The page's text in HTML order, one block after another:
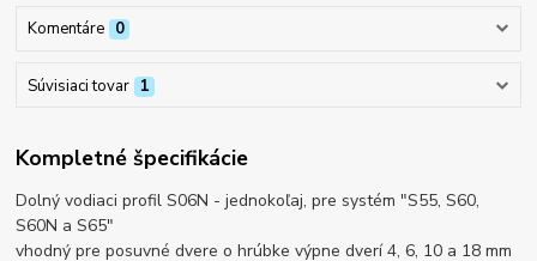
Komentáre 0
Súvisiaci tovar 1
Kompletné špecifikácie
Dolný vodiaci profil S06N - jednokoľaj, pre systém "S55, S60,
S60N a S65"
vhodný pre posuvné dvere o hrúbke výpne dverí 4, 6, 10 a 18 mm